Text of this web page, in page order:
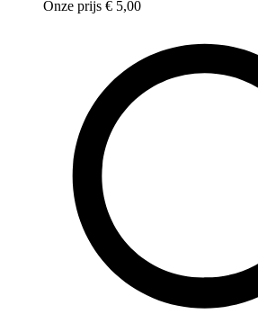
Onze prijs € 5,00